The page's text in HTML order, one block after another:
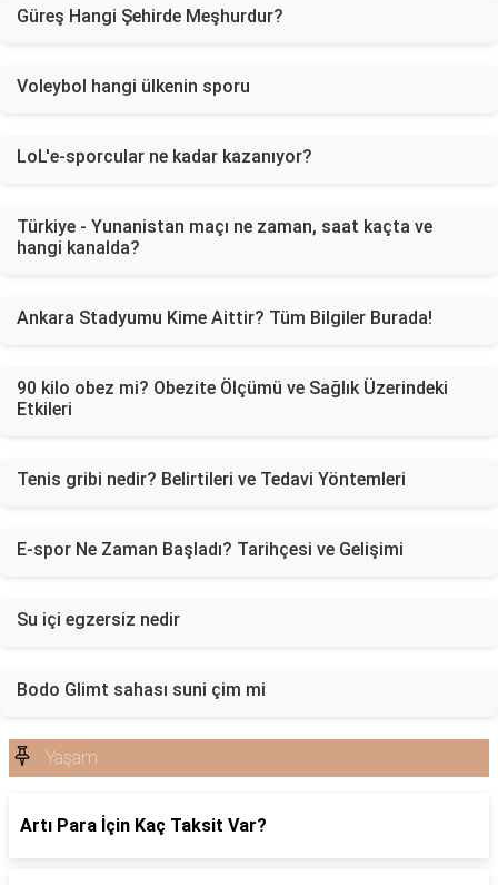
Güreş Hangi Şehirde Meşhurdur?
Voleybol hangi ülkenin sporu
LoL'e-sporcular ne kadar kazanıyor?
Türkiye - Yunanistan maçı ne zaman, saat kaçta ve
hangi kanalda?
Ankara Stadyumu Kime Aittir? Tüm Bilgiler Burada!
90 kilo obez mi? Obezite Ölçümü ve Sağlık Üzerindeki
Etkileri
Tenis gribi nedir? Belirtileri ve Tedavi Yöntemleri
E-spor Ne Zaman Başladı? Tarihçesi ve Gelişimi
Su içi egzersiz nedir
Bodo Glimt sahası suni çim mi
Yaşam
Artı Para İçin Kaç Taksit Var?